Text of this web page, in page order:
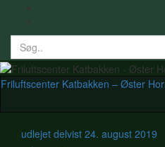
Search
for:
Friluftscenter Katbakken – Øster
udlejet delvist 24. august 2019